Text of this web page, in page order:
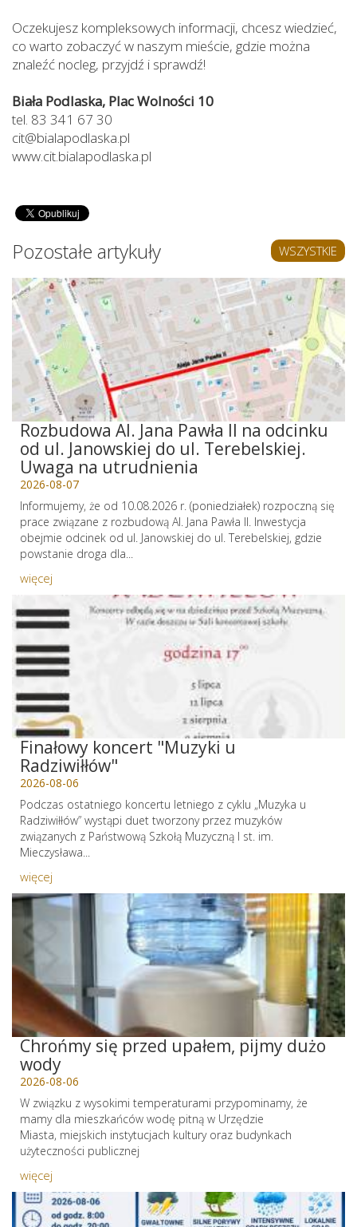
Oczekujesz kompleksowych informacji, chcesz wiedzieć,
co warto zobaczyć w naszym mieście, gdzie można
znaleźć nocleg, przyjdź i sprawdź!
Biała Podlaska, Plac Wolności 10
tel. 83 341 67 30
cit@bialapodlaska.pl
www.cit.bialapodlaska.pl
Pozostałe artykuły WSZYSTKIE
Rozbudowa Al. Jana Pawła II na odcinku
od ul. Janowskiej do ul. Terebelskiej.
Uwaga na utrudnienia
2026-08-07
Informujemy, że od 10.08.2026 r. (poniedziałek) rozpoczną się
prace związane z rozbudową Al. Jana Pawła II. Inwestycja
obejmie odcinek od ul. Janowskiej do ul. Terebelskiej, gdzie
powstanie droga dla...
więcej
Finałowy koncert "Muzyki u
Radziwiłłów"
2026-08-06
Podczas ostatniego koncertu letniego z cyklu „Muzyka u
Radziwiłłów” wystąpi duet tworzony przez muzyków
związanych z Państwową Szkołą Muzyczną I st. im.
Mieczysława...
więcej
Chrońmy się przed upałem, pijmy dużo
wody
2026-08-06
W związku z wysokimi temperaturami przypominamy, że
mamy dla mieszkańców wodę pitną w Urzędzie
Miasta, miejskich instytucjach kultury oraz budynkach
użyteczności publicznej
więcej